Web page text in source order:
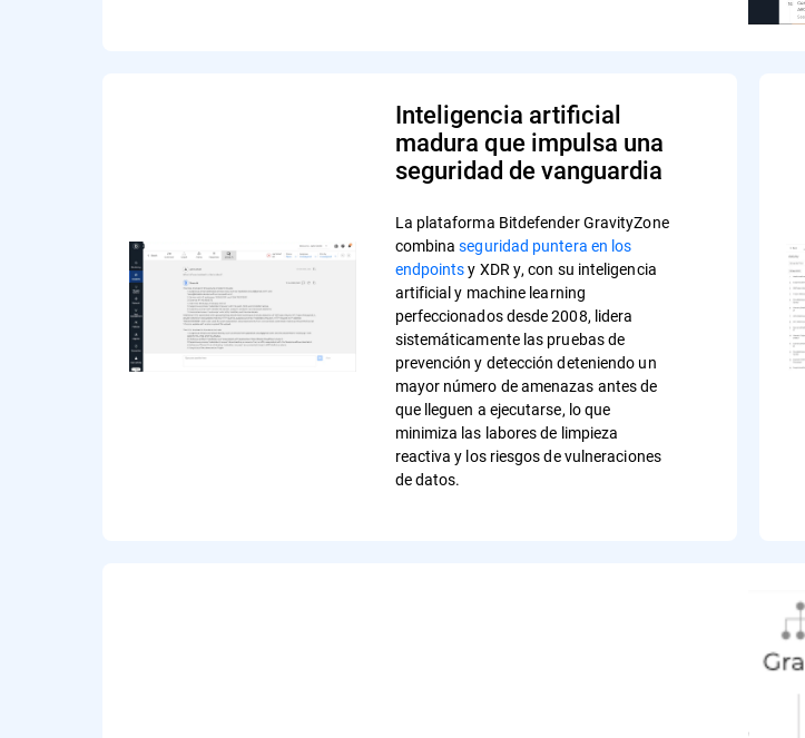
Inteligencia artificial
madura que impulsa una
seguridad de vanguardia
La plataforma Bitdefender GravityZone
combinaseguridad puntera en los
endpointsy XDR y, con su inteligencia
artificial y machine learning
perfeccionados desde 2008, lidera
sistemáticamente las pruebas de
prevención y detección deteniendo un
mayor número de amenazas antes de
que lleguen a ejecutarse, lo que
minimiza las labores de limpieza
reactiva y los riesgos de vulneraciones
de datos.